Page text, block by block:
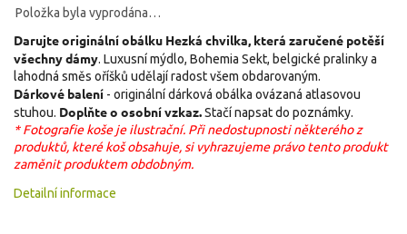
Položka byla vyprodána…
Darujte originální obálku Hezká chvilka, která zaručené potěší
všechny dámy. Luxusní mýdlo, Bohemia Sekt, belgické pralinky a
lahodná směs oříšků udělají radost všem obdarovaným.
Dárkové balení - originální dárková obálka ovázaná atlasovou
stuhou. Doplňte o osobní vzkaz.Stačí napsat do poznámky.
* Fotografie koše je ilustrační. Při nedostupnosti některého z
produktů, které koš obsahuje, si vyhrazujeme právo tento produkt
zaměnit produktem obdobným.
Detailní informace